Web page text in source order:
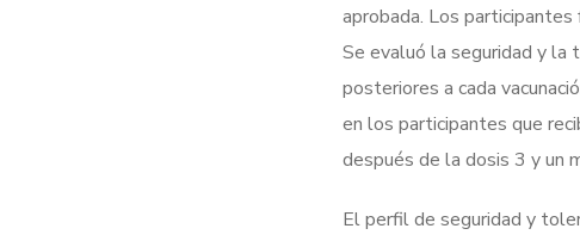
aprobada. Los
Se evaluó la seguridad y la
posteriores a cada
en los participantes que
después de la dosis 3 y un
El perfil de seguridad y